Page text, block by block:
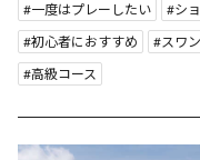
一度はプレーしたい
シ
初心者におすすめ
スワ
高級コース